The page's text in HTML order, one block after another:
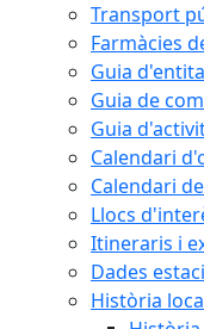
Transport
Farmàcies
Guia
Guia de
Guia
Calendari
Calendari
Llocs
Itineraris i
Dades
Història